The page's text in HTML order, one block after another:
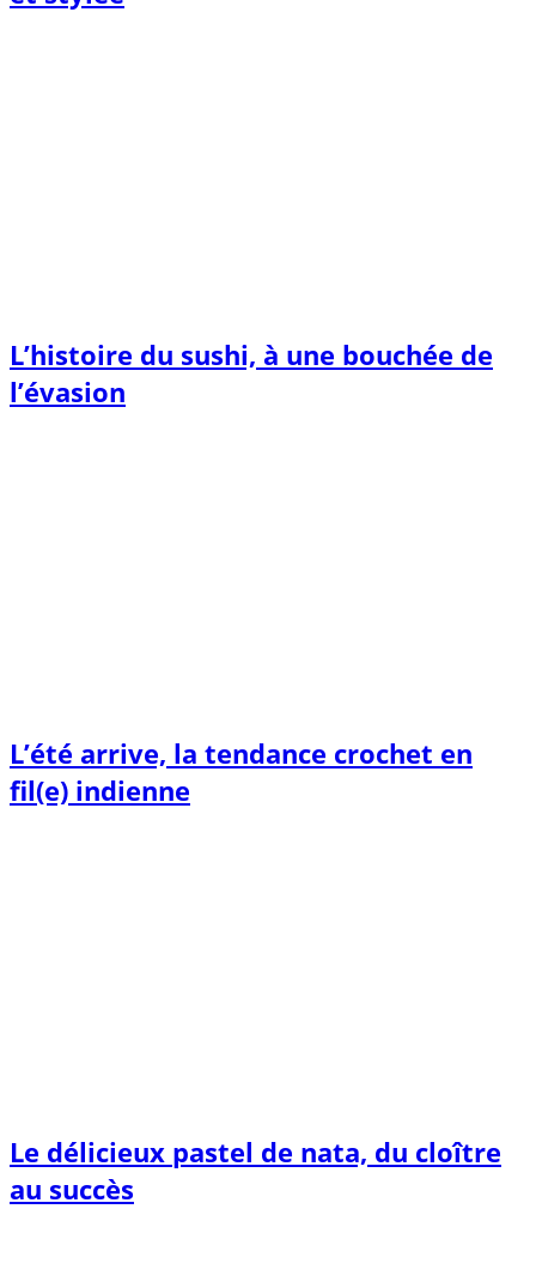
L’histoire du sushi, à une bouchée de
l’évasion
L’été arrive, la tendance crochet en
fil(e) indienne
Le délicieux pastel de nata, du cloître
au succès